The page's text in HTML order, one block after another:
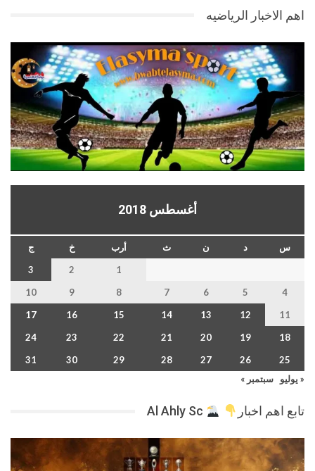
اهم الاخبار الرياضيه
أغسطس 2018
س د ن ث أرب خ
ج
1
2
3
4
5
6
7
8
9
10
11
12
13
14
15
16
17
18
19
20
21
22
23
24
25
26
27
28
29
30
31
« يوليو
سبتمبر »
تابع اهم اخبار